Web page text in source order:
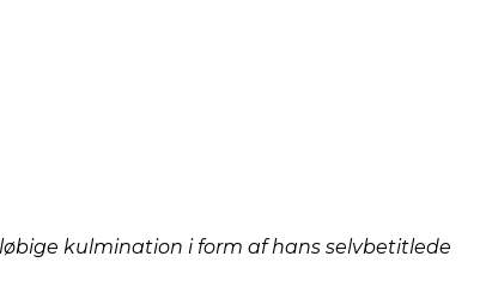
kulmination i form af hans selvbetitlede